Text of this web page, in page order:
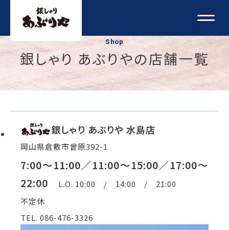
Shop
銀しゃり あぶりやの店舗一覧
銀しゃり あぶりや 水島店
岡山県倉敷市曾原392-1
7:00〜11:00／11:00～15:00／17:00～
22:00
L.O. 10:00 / 14:00 / 21:00
不定休
TEL. 086-476-3326